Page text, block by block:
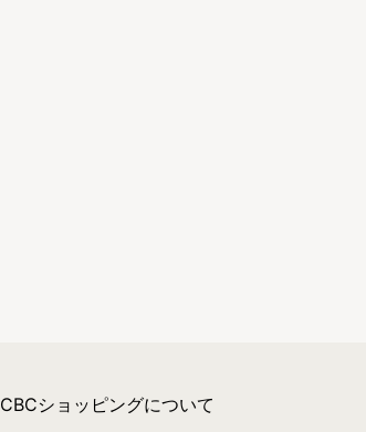
CBCショッピングについて